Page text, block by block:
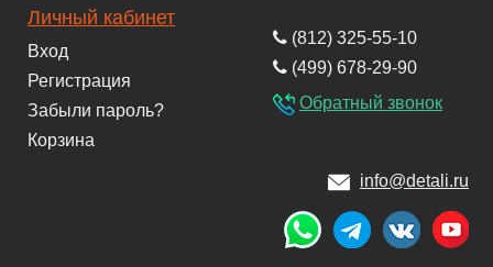
Личный кабинет
Вход
Регистрация
Забыли пароль?
Корзина
(812) 325-55-10
(499) 678-29-90
Обратный звонок
info@detali.ru